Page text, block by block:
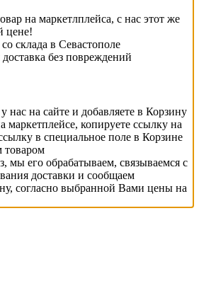
на маркетлплейса, с нас этот же
цене!
склада в Севастополе
без повреждений
нас на сайте и добавляете в Корзину
маркетплейсе, копируете ссылку на
в специальное поле в Корзине
товаром
мы его обрабатываем, связываемся с
доставки и сообщаем
согласно выбранной Вами цены на